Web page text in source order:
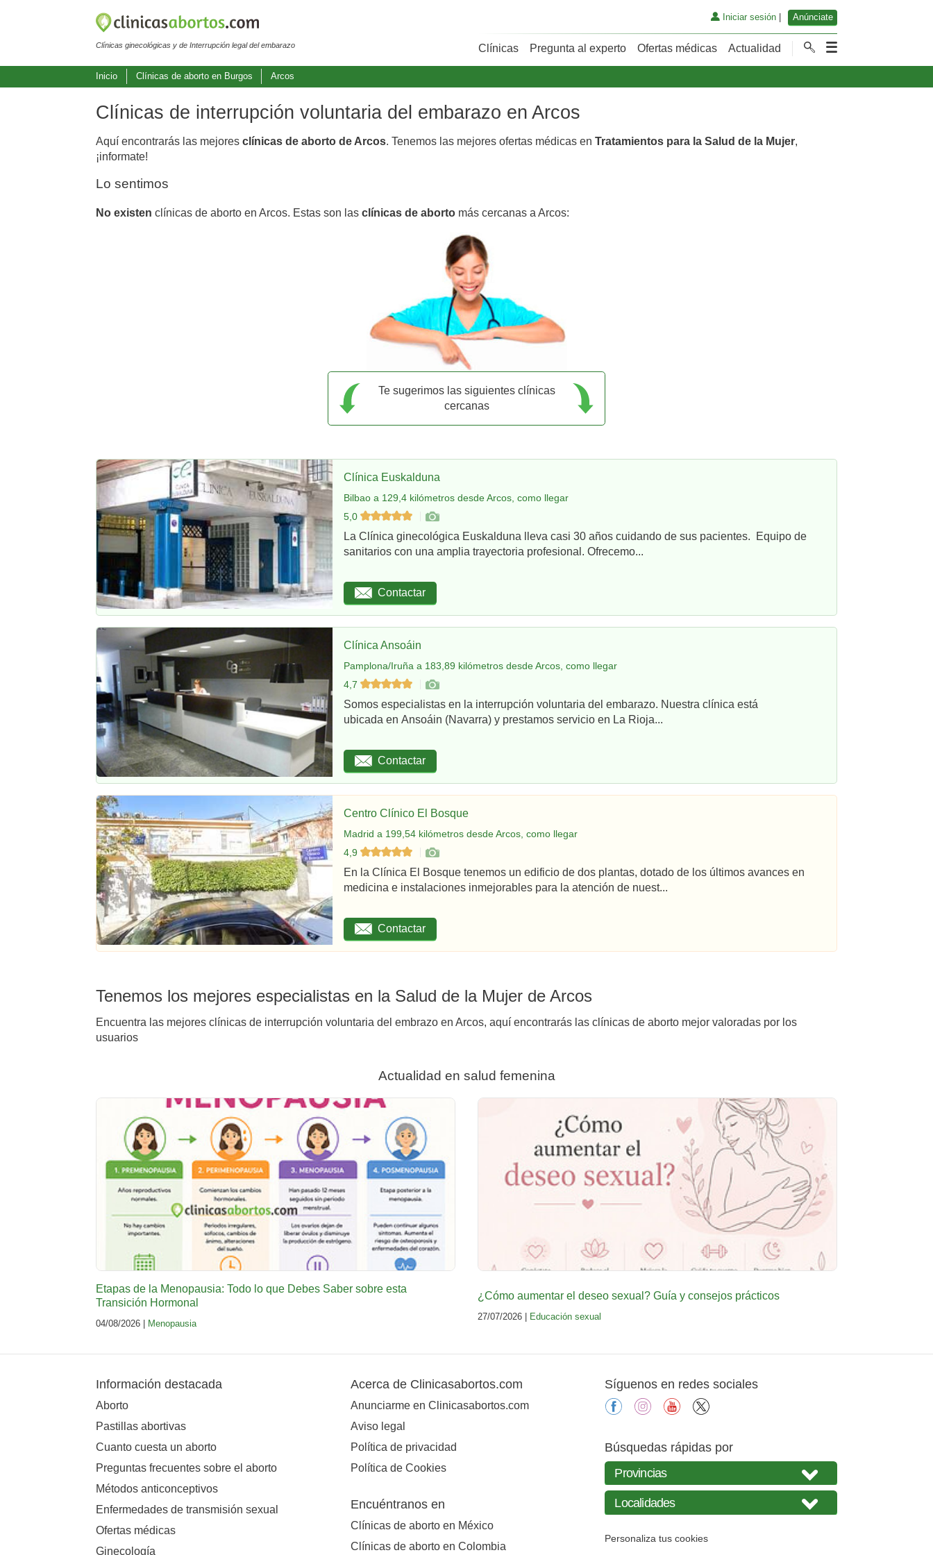
Clínicas ginecológicas y de Interrupción legal del embarazo
Iniciar sesión| Anúnciate
Clínicas Pregunta al experto Ofertas médicas Actualidad
Inicio Clínicas de aborto en Burgos Arcos
Clínicas de interrupción voluntaria del embarazo en Arcos
Aquí encontrarás las mejores clínicas de aborto de Arcos. Tenemos las mejores ofertas médicas en Tratamientos para la Salud de la Mujer,
¡informate!
Lo sentimos
No existen clínicas de aborto en Arcos. Estas son las clínicas de aborto más cercanas a Arcos:
Te sugerimos las siguientes clínicas
cercanas
Clínica Euskalduna
Bilbao a 129,4 kilómetros desde Arcos, como llegar
5,0
La Clínica ginecológica Euskalduna lleva casi 30 años cuidando de sus pacientes. Equipo de
sanitarios con una amplia trayectoria profesional. Ofrecemo...
Contactar
Clínica Ansoáin
Pamplona/Iruña a 183,89 kilómetros desde Arcos, como llegar
4,7
Somos especialistas en la interrupción voluntaria del embarazo. Nuestra clínica está
ubicada en Ansoáin (Navarra) y prestamos servicio en La Rioja...
Contactar
Centro Clínico El Bosque
Madrid a 199,54 kilómetros desde Arcos, como llegar
4,9
En la Clínica El Bosque tenemos un edificio de dos plantas, dotado de los últimos avances en
medicina e instalaciones inmejorables para la atención de nuest...
Contactar
Tenemos los mejores especialistas en la Salud de la Mujer de Arcos
Encuentra las mejores clínicas de interrupción voluntaria del embrazo en Arcos, aquí encontrarás las clínicas de aborto mejor valoradas por los
usuarios
Actualidad en salud femenina
Etapas de la Menopausia: Todo lo que Debes Saber sobre esta
Transición Hormonal
04/08/2026 | Menopausia
¿Cómo aumentar el deseo sexual? Guía y consejos prácticos
27/07/2026 | Educación sexual
Información destacada
Aborto
Pastillas abortivas
Cuanto cuesta un aborto
Preguntas frecuentes sobre el aborto
Métodos anticonceptivos
Enfermedades de transmisión sexual
Ofertas médicas
Ginecología
Acerca de Clinicasabortos.com
Anunciarme en Clinicasabortos.com
Aviso legal
Política de privacidad
Política de Cookies
Encuéntranos en
Clínicas de aborto en México
Clínicas de aborto en Colombia
Síguenos en redes sociales
facebookinstagramyoutube
Búsquedas rápidas por
Personaliza tus cookies